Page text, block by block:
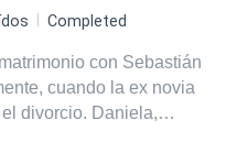
El amor es un
Completed
con Sebastián
cuando la ex novia
Daniela,